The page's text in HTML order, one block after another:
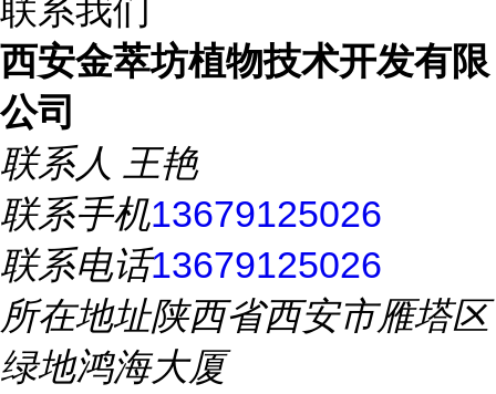
联系我们
西安金萃坊植物技术开发有限
公司
联系人 王艳
联系手机13679125026
联系电话13679125026
所在地址陕西省西安市雁塔区
绿地鸿海大厦